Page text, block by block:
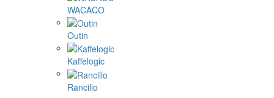
WACACO
Outin
Kaffelogic
Rancilio